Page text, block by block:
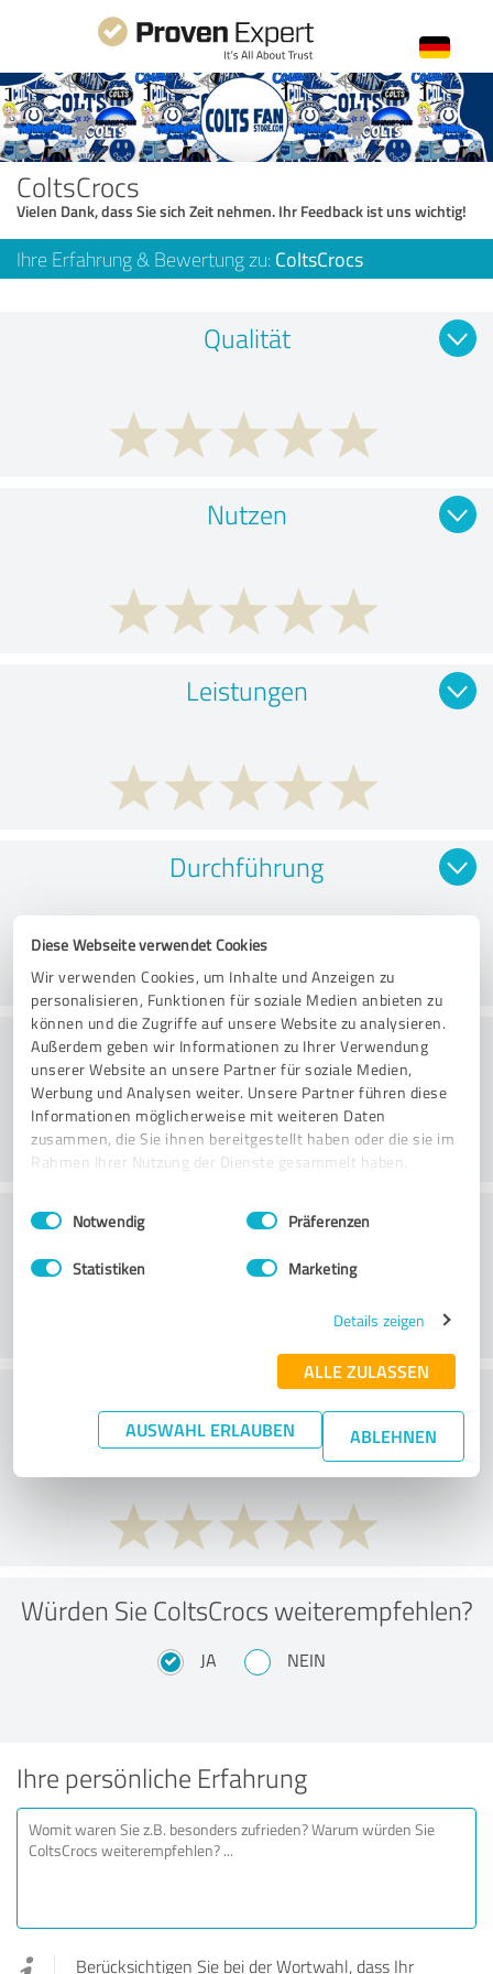
Diese Webseite verwendet Cookies
Wir verwenden Cookies, um Inhalte und Anzeigen zu
personalisieren, Funktionen für soziale Medien anbieten zu
können und die Zugriffe auf unsere Website zu analysieren.
Außerdem geben wir Informationen zu Ihrer Verwendung
unserer Website an unsere Partner für soziale Medien,
Werbung und Analysen weiter. Unsere Partner führen diese
Informationen möglicherweise mit weiteren Daten
zusammen, die Sie ihnen bereitgestellt haben oder die sie im
Rahmen Ihrer Nutzung der Dienste gesammelt haben.
Impressum Datenschutzbestimmungen
Einwilligungsauswahl
Notwendig Präferenzen
Statistiken Marketing
Details zeigen
ALLE ZULASSEN
AUSWAHL ERLAUBEN ABLEHNEN
ColtsCrocs
Vielen Dank, dass Sie sich Zeit nehmen. Ihr Feedback ist uns wichtig!
Ihre Erfahrung & Bewertung zu: ColtsCrocs
Qualität
Nutzen
Leistungen
Durchführung
Beratung
Kundenservice
Wie beurteilen Sie Ihr
Aufwand-/Nutzenverhältnis?
Würden Sie ColtsCrocs weiterempfehlen?
JA NEIN
Ihre persönliche Erfahrung
Berücksichtigen Sie bei der Wortwahl, dass Ihr